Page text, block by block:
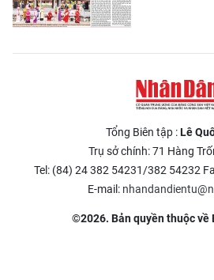
Tổng Biên tập :Lê
Trụ sở chính: 71 Hàng
Tel: (84) 24 382 54231/382 54232
E-mail:
©2026. Bản quyền thuộc về